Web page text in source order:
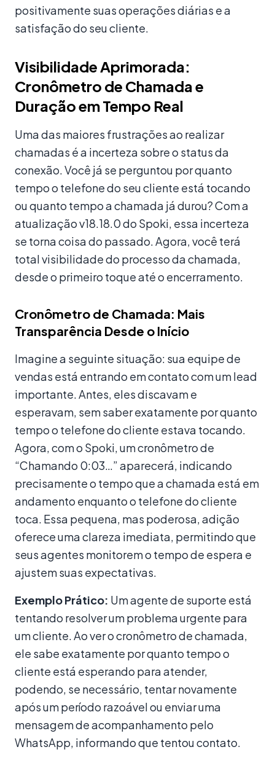
positivamente suas operações diárias e a
satisfação do seu cliente.
Visibilidade Aprimorada:
Cronômetro de Chamada e
Duração em Tempo Real
Uma das maiores frustrações ao realizar
chamadas é a incerteza sobre o status da
conexão. Você já se perguntou por quanto
tempo o telefone do seu cliente está tocando
ou quanto tempo a chamada já durou? Com a
atualização v18.18.0 do Spoki, essa incerteza
se torna coisa do passado. Agora, você terá
total visibilidade do processo da chamada,
desde o primeiro toque até o encerramento.
Cronômetro de Chamada: Mais
Transparência Desde o Início
Imagine a seguinte situação: sua equipe de
vendas está entrando em contato com um lead
importante. Antes, eles discavam e
esperavam, sem saber exatamente por quanto
tempo o telefone do cliente estava tocando.
Agora, com o Spoki, um cronômetro de
“Chamando 0:03…” aparecerá, indicando
precisamente o tempo que a chamada está em
andamento enquanto o telefone do cliente
toca. Essa pequena, mas poderosa, adição
oferece uma clareza imediata, permitindo que
seus agentes monitorem o tempo de espera e
ajustem suas expectativas.
Exemplo Prático: Um agente de suporte está
tentando resolver um problema urgente para
um cliente. Ao ver o cronômetro de chamada,
ele sabe exatamente por quanto tempo o
cliente está esperando para atender,
podendo, se necessário, tentar novamente
após um período razoável ou enviar uma
mensagem de acompanhamento pelo
WhatsApp, informando que tentou contato.